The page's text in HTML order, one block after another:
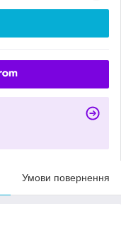
Умови повернення